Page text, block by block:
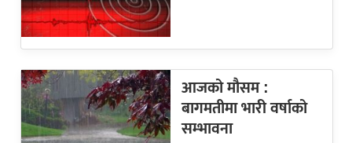
आजको मौसम :
बागमतीमा भारी वर्षाको
सम्भावना